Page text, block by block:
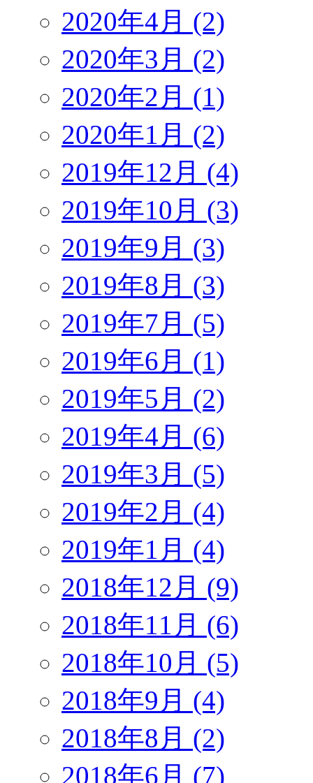
2020年4月 (2)
2020年3月 (2)
2020年2月 (1)
2020年1月 (2)
2019年12月 (4)
2019年10月 (3)
2019年9月 (3)
2019年8月 (3)
2019年7月 (5)
2019年6月 (1)
2019年5月 (2)
2019年4月 (6)
2019年3月 (5)
2019年2月 (4)
2019年1月 (4)
2018年12月 (9)
2018年11月 (6)
2018年10月 (5)
2018年9月 (4)
2018年8月 (2)
2018年6月 (7)